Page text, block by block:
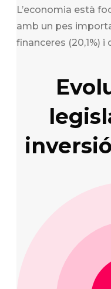
L’economia està
amb un pes
financeres (20,1%) i